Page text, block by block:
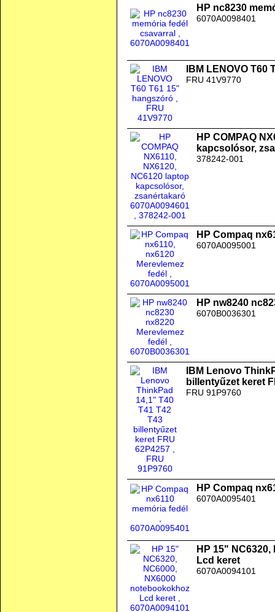
HP nc8230
6070A0098401
IBM LENOVO
FRU 41V9770
HP COMPAQ
kapcsolósor,
378242-001
HP Compaq
6070A0095001
HP nw8240
6070B0036301
IBM Lenovo
billentyűzet keret
FRU 91P9760
HP Compaq
6070A0095401
HP 15"
Lcd keret
6070A0094101